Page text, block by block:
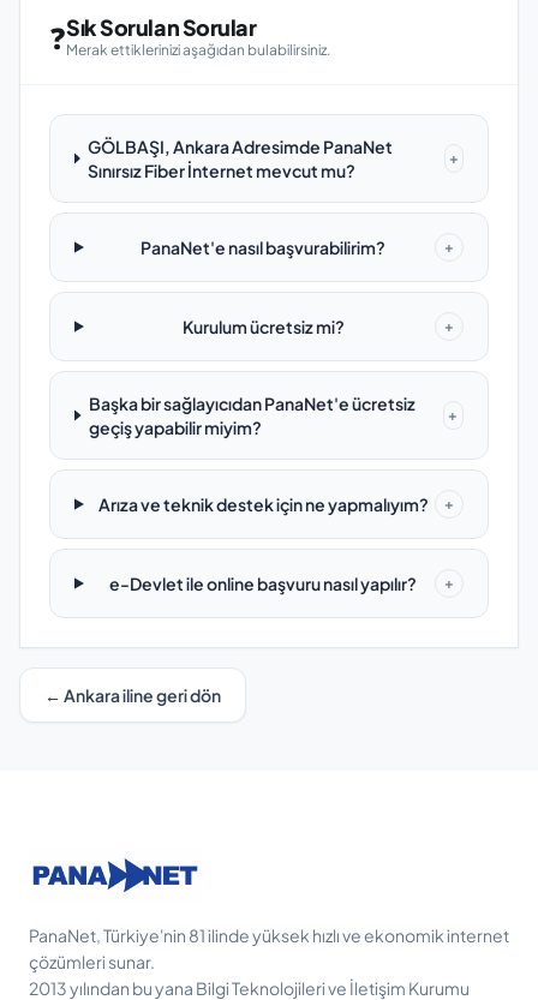
❓Sık Sorulan Sorular
Merak ettiklerinizi aşağıdan bulabilirsiniz.
GÖLBAŞI, Ankara Adresimde PanaNet
Sınırsız Fiber İnternet mevcut mu?
+
PanaNet'e nasıl başvurabilirim? +
Kurulum ücretsiz mi? +
Başka bir sağlayıcıdan PanaNet'e ücretsiz
geçiş yapabilir miyim?
+
Arıza ve teknik destek için ne yapmalıyım? +
e-Devlet ile online başvuru nasıl yapılır? +
← Ankara iline geri dön
PanaNet, Türkiye'nin 81 ilinde yüksek hızlı ve ekonomik internet
çözümleri sunar.
2013 yılından bu yana Bilgi Teknolojileri ve İletişim Kurumu